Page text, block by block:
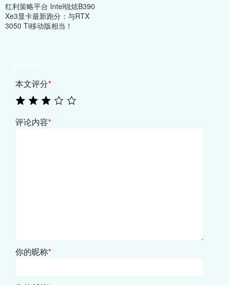
红利策略平台 Intel锐炫B390
Xe3显卡最新跑分：与RTX
3050 Ti移动版相当！
本文评分*
评论内容*
你的昵称*